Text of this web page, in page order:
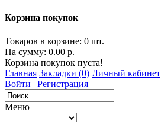
Корзина покупок
Товаров в корзине: 0 шт.
На сумму: 0.00 р.
Корзина покупок пуста!
Главная Закладки (0) Личный кабинет
Войти | Регистрация
Меню